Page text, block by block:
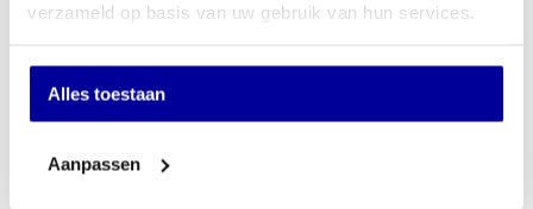
verzameld op basis van uw gebruik van hun services.
Alles toestaan
Aanpassen
Merk